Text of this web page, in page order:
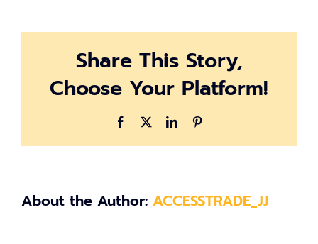
Share This Story,
Choose Your Platform!
Facebook LinkedIn
About the Author: ACCESSTRADE_JJ